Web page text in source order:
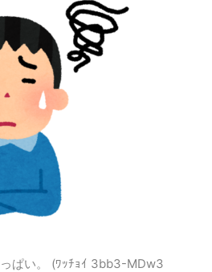
ぱい。 (ﾜｯﾁｮｲ 3bb3-MDw3